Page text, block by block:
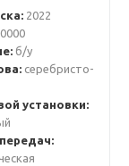
2022
б/у
серебристо-
установки: